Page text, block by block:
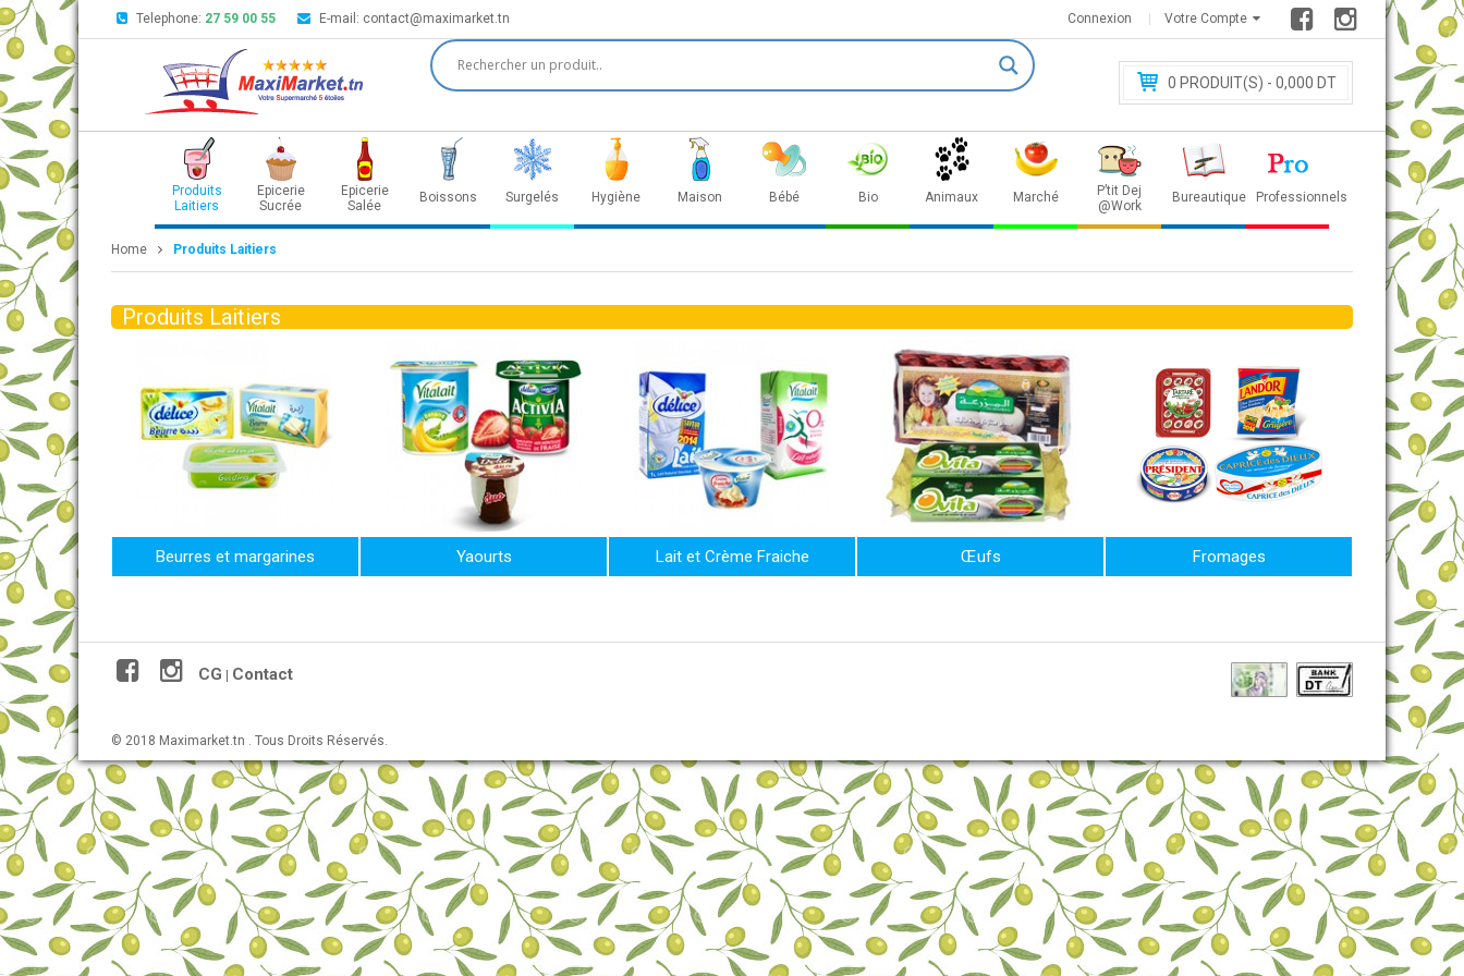
Telephone: 27 59 00 55 E-mail: contact@maximarket.tn Votre Compte
Connexion
0 PRODUIT(S) - 0,000 DT
Produits
Laitiers
Epicerie
Sucrée
Epicerie
Salée
Boissons Surgelés Hygiène Maison Bébé Bio Animaux Marché
P’tit Dej
@Work
Bureautique Professionnels
Home Produits Laitiers
Produits Laitiers
Beurres et margarines Yaourts Lait et Crème Fraiche Œufs Fromages
CG Contact
© 2018 Maximarket.tn . Tous Droits Réservés.